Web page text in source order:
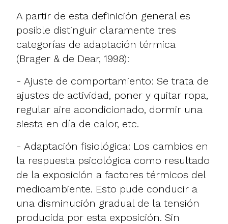
A partir de esta definición general es
posible distinguir claramente tres
categorías de adaptación térmica
(Brager & de Dear, 1998):
- Ajuste de comportamiento: Se trata de
ajustes de actividad, poner y quitar ropa,
regular aire acondicionado, dormir una
siesta en día de calor, etc.
- Adaptación fisiológica: Los cambios en
la respuesta psicológica como resultado
de la exposición a factores térmicos del
medioambiente. Esto pude conducir a
una disminución gradual de la tensión
producida por esta exposición. Sin